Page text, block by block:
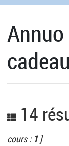
14
cours : 1]